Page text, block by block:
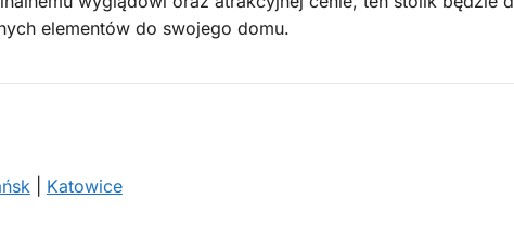
elementów do swojego domu.
| Katowice